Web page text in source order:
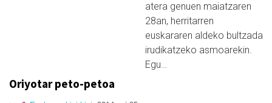
atera genuen maiatzaren
28an, herritarren
euskararen aldeko bultzada
irudikatzeko asmoarekin.
Egu…
Oriyotar peto-petoa